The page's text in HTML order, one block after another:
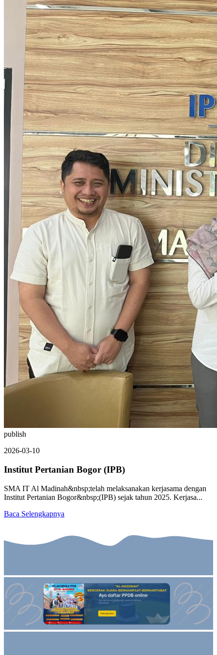
publish
2026-03-10
Institut Pertanian Bogor (IPB)
SMA IT Al Madinah&nbsp;telah melaksanakan kerjasama dengan
Institut Pertanian Bogor&nbsp;(IPB) sejak tahun 2025. Kerjasa...
Baca Selengkapnya